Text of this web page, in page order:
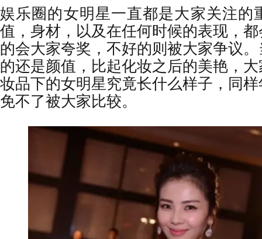
娱乐圈的女明星一直都是大家关注的
值，身材，以及在任何时候的表现，
的会大家夸奖，不好的则被大家争议
的还是颜值，比起化妆之后的美艳，
妆品下的女明星究竟长什么样子，同
免不了被大家比较。